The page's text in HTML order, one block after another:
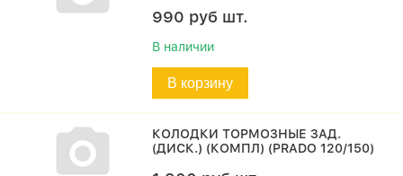
990 руб шт.
В наличии
В корзину
КОЛОДКИ ТОРМОЗНЫЕ ЗАД.
(ДИСК.) (КОМПЛ) (PRADO 120/150)